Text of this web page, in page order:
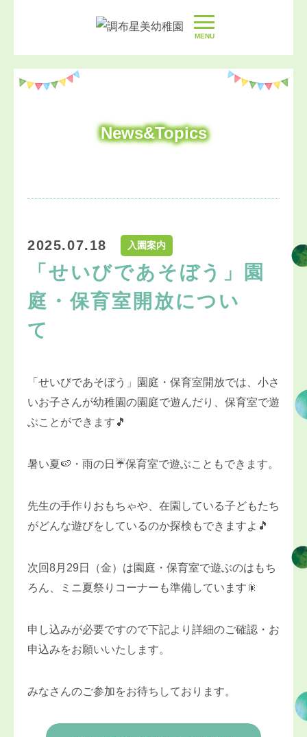
MENU
News&Topics
2025.07.18 入園案内
「せいびであそぼう」園
庭・保育室開放につい
て
「せいびであそぼう」園庭・保育室開放では、小さ
いお子さんが幼稚園の園庭で遊んだり、保育室で遊
ぶことができます🎵
暑い夏🍉・雨の日☔保育室で遊ぶこともできます。
先生の手作りおもちゃや、在園している子どもたち
がどんな遊びをしているのか探検もできますよ🎵
次回8月29日（金）は園庭・保育室で遊ぶのはもち
ろん、ミニ夏祭りコーナーも準備しています🎇
申し込みが必要ですので下記より詳細のご確認・お
申込みをお願いいたします。
みなさんのご参加をお待ちしております。